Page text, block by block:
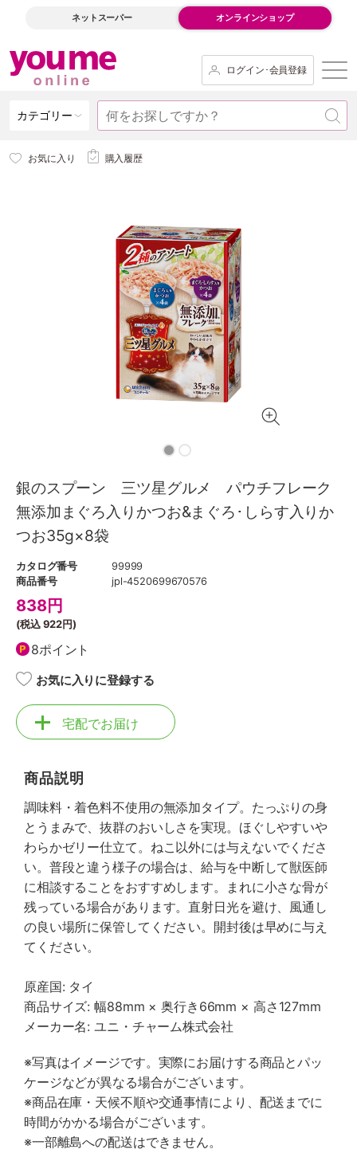
ネットスーパー オンラインショップ
ログイン･会員登録
カテゴリー
お気に入り 購入履歴
銀のスプーン 三ツ星グルメ パウチフレーク
無添加まぐろ入りかつお&まぐろ･しらす入りか
つお35g×8袋
カタログ番号
99999
商品番号
jpl-4520699670576
838円
(税込922円)
8ポイント
お気に入りに登録する
宅配でお届け
商品説明
調味料・着色料不使用の無添加タイプ。たっぷりの身
とうまみで、抜群のおいしさを実現。ほぐしやすいや
わらかゼリー仕立て。ねこ以外には与えないでくださ
い。普段と違う様子の場合は、給与を中断して獣医師
に相談することをおすすめします。まれに小さな骨が
残っている場合があります。直射日光を避け、風通し
の良い場所に保管してください。開封後は早めに与え
てください。
原産国: タイ
商品サイズ: 幅88mm × 奥行き66mm × 高さ127mm
メーカー名: ユニ・チャーム株式会社
※写真はイメージです。実際にお届けする商品とパッ
ケージなどが異なる場合がございます。
※商品在庫・天候不順や交通事情により、配送までに
時間がかかる場合がございます。
※一部離島への配送はできません。